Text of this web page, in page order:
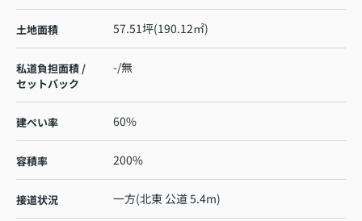
土地面積 57.51坪(190.12㎡)
私道負担面積 /
セットバック
-/無
建ぺい率 60%
容積率 200%
接道状況 一方(北東 公道 5.4m)